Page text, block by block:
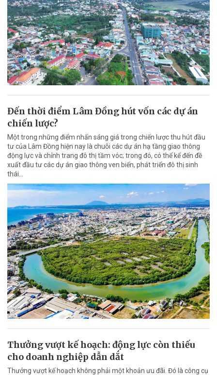
Đến thời điểm Lâm Đồng hút vốn các dự án
chiến lược?
Một trong những điểm nhấn sáng giá trong chiến lược thu hút đầu
tư của Lâm Đồng hiện nay là chuỗi các dự án hạ tầng giao thông
động lực và chỉnh trang đô thị tầm vóc; trong đó, có thể kể đến đề
xuất đầu tư các dự án giao thông ven biển, phát triển đô thị sinh
thái…
Thưởng vượt kế hoạch: động lực còn thiếu
cho doanh nghiệp dẫn dắt
Thưởng vượt kế hoạch không phải một khoản ưu đãi. Đó là công cụ